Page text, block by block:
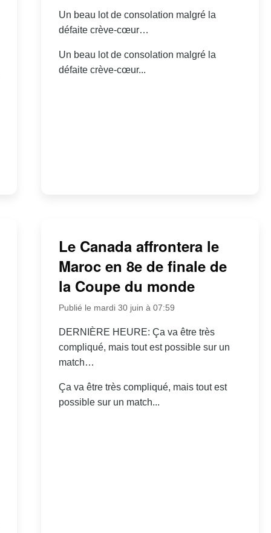
Un beau lot de consolation malgré la
défaite crève-cœur…
Un beau lot de consolation malgré la
défaite crève-cœur...
Le Canada affrontera le
Maroc en 8e de finale de
la Coupe du monde
Publié le mardi 30 juin à 07:59
DERNIÈRE HEURE: Ça va être très
compliqué, mais tout est possible sur un
match…
Ça va être très compliqué, mais tout est
possible sur un match...